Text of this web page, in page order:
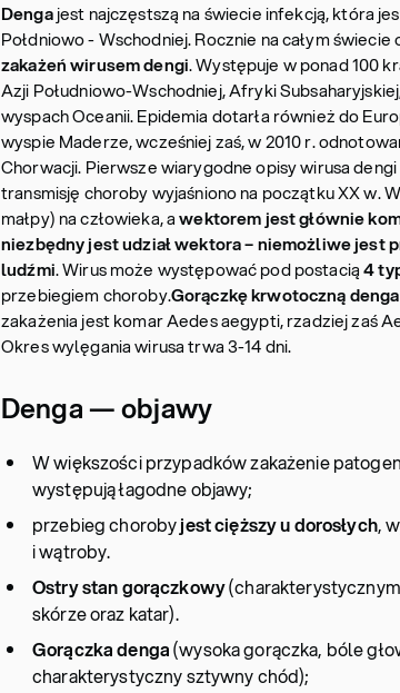
Dengajest najczęstszą na świecie infekcją, która
Połdniowo - Wschodniej. Rocznie na całym
zakażeń wirusem dengi. Występuje w ponad 100
Azji Południowo-Wschodniej, Afryki
wyspach Oceanii. Epidemia dotarła również do
wyspie Maderze, wcześniej zaś, w 2010 r.
Chorwacji. Pierwsze wiarygodne opisy wirusa
transmisję choroby wyjaśniono na początku XX w.
małpy) na człowieka, awektorem jest głównie
niezbędny jest udział wektora–niemożliwe jest
ludźmi. Wirus może występować pod postacią4
przebiegiem choroby.Gorączkę krwotoczną
zakażenia jest komar Aedes aegypti, rzadziej zaś
Okres wylęgania wirusa trwa 3-14 dni.
Denga — objawy
W większości przypadków zakażenie
występują łagodne objawy;
przebieg chorobyjest cięższy u dorosłych,
i wątroby.
Ostry stan gorączkowy
skórze oraz katar).
Gorączka denga(wysoka gorączka, bóle
charakterystyczny sztywny chód);